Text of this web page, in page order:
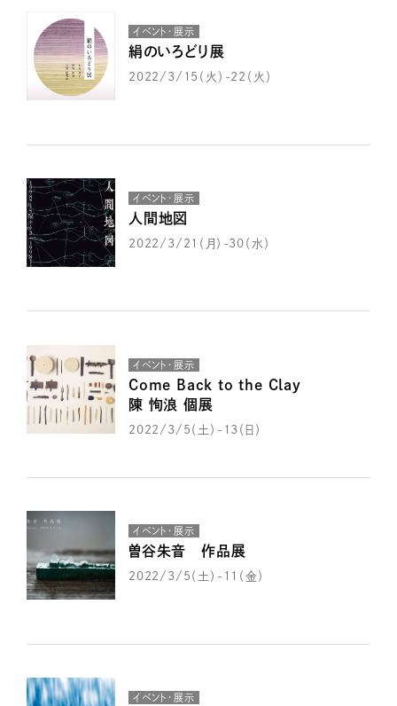
イベント・展示
絹のいろどり展
2022/3/15（火）-22（火）
イベント・展示
人間地図
2022/3/21（月）-30（水）
イベント・展示
Come Back to the Clay
陳 恂浪 個展
2022/3/5（土）-13（日）
イベント・展示
曽谷朱音 作品展
2022/3/5（土）-11（金）
イベント・展示